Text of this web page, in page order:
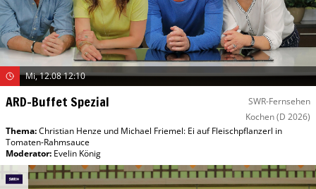
Mi, 12.08 12:10
ARD-Buffet Spezial
SWR-Fernsehen
Kochen(D 2026)
Thema:Christian Henze und Michael Friemel: Ei auf Fleischpflanzerl in
Tomaten-Rahmsauce
Moderator: Evelin König